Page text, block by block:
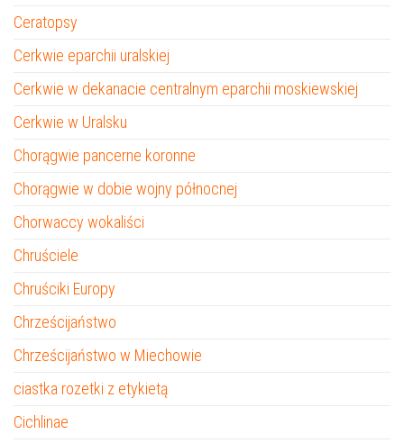
Ceratopsy
Cerkwie eparchii uralskiej
Cerkwie w dekanacie centralnym eparchii moskiewskiej
Cerkwie w Uralsku
Chorągwie pancerne koronne
Chorągwie w dobie wojny północnej
Chorwaccy wokaliści
Chruściele
Chruściki Europy
Chrześcijaństwo
Chrześcijaństwo w Miechowie
ciastka rozetki z etykietą
Cichlinae